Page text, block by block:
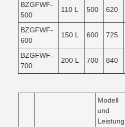
BZGFWF-
500
110 L 500 620
BZGFWF-
600
150 L 600 725
BZGFWF-
700
200 L 700 840
Modell
und
Leistung